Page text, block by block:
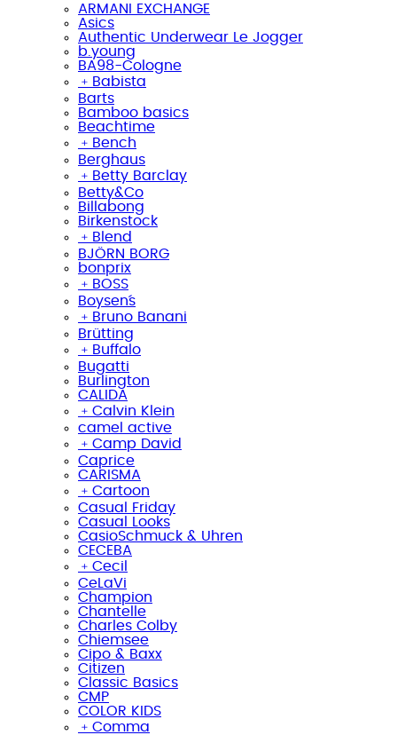
ARMANI EXCHANGE
Asics
Authentic Underwear Le Jogger
b.young
BA98-Cologne
﹢ Babista
Barts
Bamboo basics
Beachtime
﹢ Bench
Berghaus
﹢ Betty Barclay
Betty&Co
Billabong
Birkenstock
﹢ Blend
BJÖRN BORG
bonprix
﹢ BOSS
Boysen´s
﹢ Bruno Banani
Brütting
﹢ Buffalo
Bugatti
Burlington
CALIDA
﹢ Calvin Klein
camel active
﹢ Camp David
Caprice
CARISMA
﹢ Cartoon
Casual Friday
Casual Looks
CasioSchmuck & Uhren
CECEBA
﹢ Cecil
CeLaVi
Champion
Chantelle
Charles Colby
Chiemsee
Cipo & Baxx
Citizen
Classic Basics
CMP
COLOR KIDS
﹢ Comma